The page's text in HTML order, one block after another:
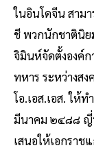
ในอินโดจีน สาม
ชี พวกนักชาตินิย
จิมินห์จัดตั้งองค์ก
ทหาร ระหว่างส
โอ.เอส.เอส. ใ
มีนาคม ๒๔๘๘ ญี่
เสนอให้เอกราช